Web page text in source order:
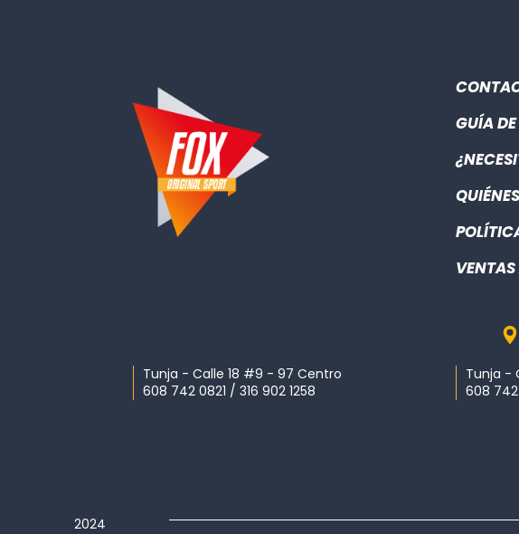
GUÍA
Tunja - Calle 18 #9 - 97 Centro
608 742 0821 / 316 902 1258
Tunja -
608
2024